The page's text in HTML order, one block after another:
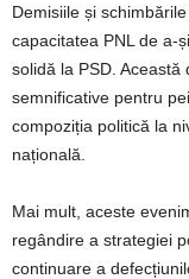
Demisiile și
capacitatea PNL de a-
solidă la PSD.
semnificative pentru
compoziția politică la
națională.
Mai mult, aceste
regândire a strategiei
continuare a